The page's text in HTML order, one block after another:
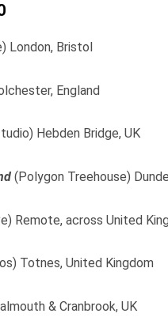
London, Bristol
England
Hebden Bridge, UK
(Polygon Treehouse)
Remote, across United
Totnes, United Kingdom
& Cranbrook, UK